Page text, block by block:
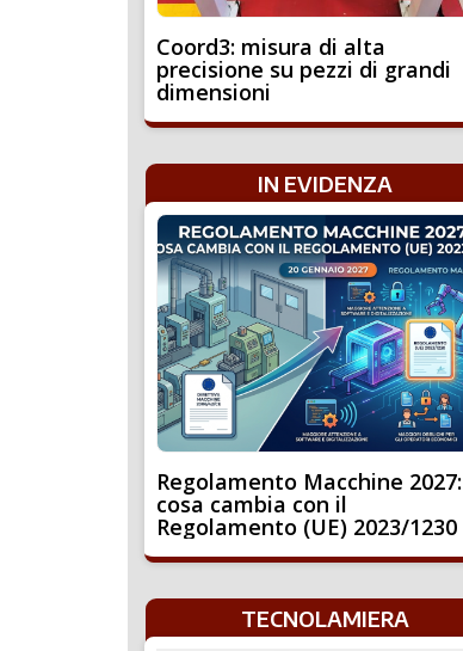
Coord3: misura di alta
precisione su pezzi di grandi
dimensioni
IN EVIDENZA
Regolamento Macchine 2027:
cosa cambia con il
Regolamento (UE) 2023/1230
TECNOLAMIERA